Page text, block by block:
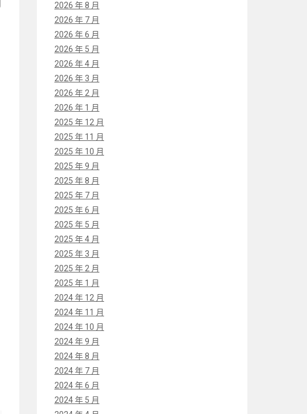
2026 年 8 月
2026 年 7 月
2026 年 6 月
2026 年 5 月
2026 年 4 月
2026 年 3 月
2026 年 2 月
2026 年 1 月
2025 年 12 月
2025 年 11 月
2025 年 10 月
2025 年 9 月
2025 年 8 月
2025 年 7 月
2025 年 6 月
2025 年 5 月
2025 年 4 月
2025 年 3 月
2025 年 2 月
2025 年 1 月
2024 年 12 月
2024 年 11 月
2024 年 10 月
2024 年 9 月
2024 年 8 月
2024 年 7 月
2024 年 6 月
2024 年 5 月